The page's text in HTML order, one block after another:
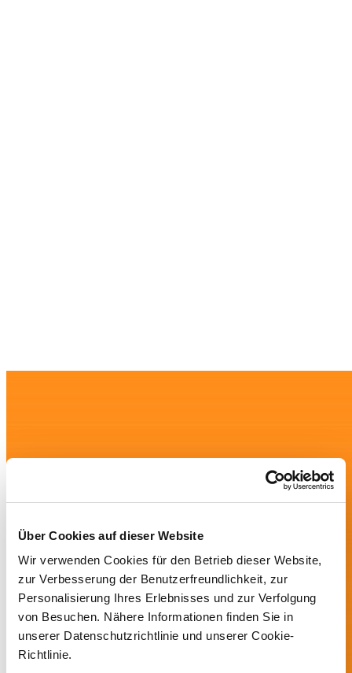
Über Cookies auf dieser Website
Wir verwenden Cookies für den Betrieb dieser Website,
zur Verbesserung der Benutzerfreundlichkeit, zur
Personalisierung Ihres Erlebnisses und zur Verfolgung
von Besuchen. Nähere Informationen finden Sie in
unserer Datenschutzrichtlinie und unserer Cookie-
Richtlinie.